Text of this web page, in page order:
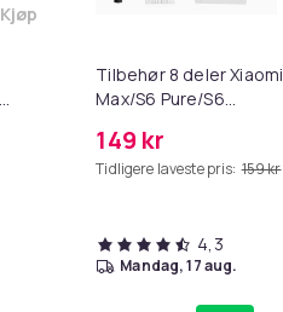
Legg K18 Airwash Dry
Kjøp
Tilbehør 8 deler
Max/S6 Pure/S6
149 kr
Tidligere laveste pris: 159 kr
4,3
mandag, 17 aug.